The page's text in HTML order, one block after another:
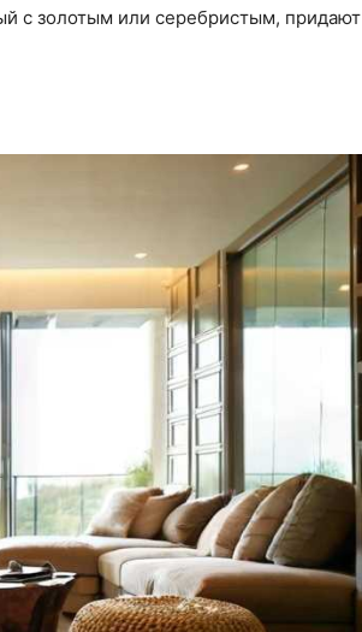
с золотым или серебристым, придают